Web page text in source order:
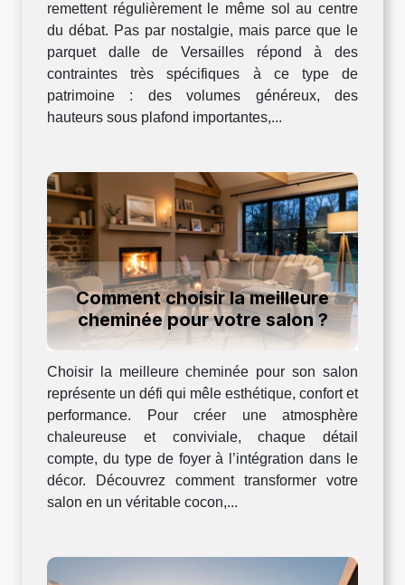
remettent régulièrement le même sol au centre
du débat. Pas par nostalgie, mais parce que le
parquet dalle de Versailles répond à des
contraintes très spécifiques à ce type de
patrimoine : des volumes généreux, des
hauteurs sous plafond importantes,...
Comment choisir la meilleure
cheminée pour votre salon ?
Choisir la meilleure cheminée pour son salon
représente un défi qui mêle esthétique, confort et
performance. Pour créer une atmosphère
chaleureuse et conviviale, chaque détail
compte, du type de foyer à l’intégration dans le
décor. Découvrez comment transformer votre
salon en un véritable cocon,...